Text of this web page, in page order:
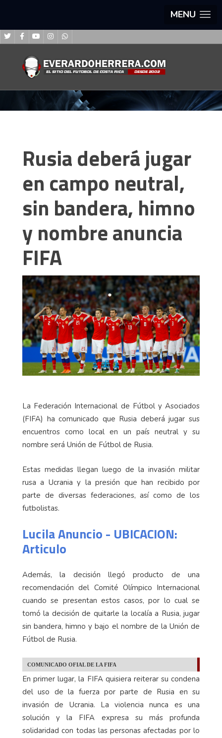
MENU
Rusia deberá jugar
en campo neutral,
sin bandera, himno
y nombre anuncia
FIFA
La Federación Internacional de Fútbol y Asociados
(FIFA) ha comunicado que Rusia deberá jugar sus
encuentros como local en un país neutral y su
nombre será Unión de Fútbol de Rusia.
Estas medidas llegan luego de la invasión militar
rusa a Ucrania y la presión que han recibido por
parte de diversas federaciones, así como de los
futbolistas.
Lucila Anuncio - UBICACION:
Articulo
Además, la decisión llegó producto de una
recomendación del Comité Olímpico Internacional
cuando se presentan estos casos, por lo cual se
tomó la decisión de quitarle la localía a Rusia, jugar
sin bandera, himno y bajo el nombre de la Unión de
Fútbol de Rusia.
COMUNICADO OFIAL DE LA FIFA
En primer lugar, la FIFA quisiera reiterar su condena
del uso de la fuerza por parte de Rusia en su
invasión de Ucrania. La violencia nunca es una
solución y la FIFA expresa su más profunda
solidaridad con todas las personas afectadas por lo